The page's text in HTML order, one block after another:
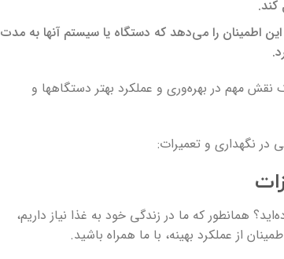
اطمینان را می‌دهد که دستگاه یا سیستم آنها به مدت
مهم در بهره‌وری و عملکرد بهتر دستگاهها و
در نگهداری و تعمیرات:
همانطور که ما در زندگی خود به غذا نیاز داریم،
از عملکرد بهینه، با ما همراه باشید.